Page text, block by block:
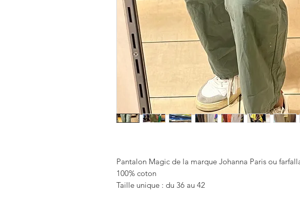
Pantalon Magic de la marque Johanna Paris ou
100% coton
Taille unique : du 36 au 42